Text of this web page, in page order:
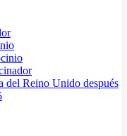
del Reino Unido después